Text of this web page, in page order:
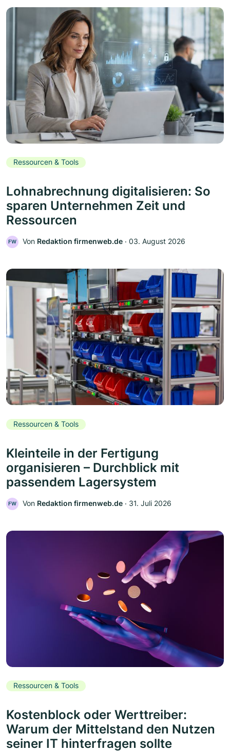
Ressourcen & Tools
Lohnabrechnung digitalisieren: So
sparen Unternehmen Zeit und
Ressourcen
FW Von Redaktion firmenweb.de ‧ 03. August 2026
Ressourcen & Tools
Kleinteile in der Fertigung
organisieren – Durchblick mit
passendem Lagersystem
FW Von Redaktion firmenweb.de ‧ 31. Juli 2026
Ressourcen & Tools
Kostenblock oder Werttreiber:
Warum der Mittelstand den Nutzen
seiner IT hinterfragen sollte